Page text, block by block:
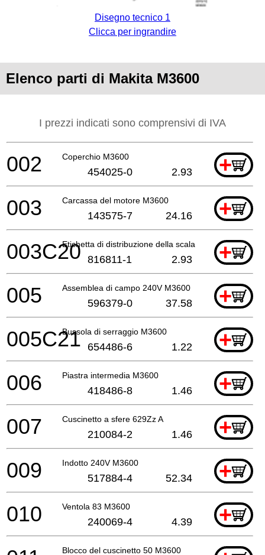
Disegno tecnico 1
Clicca per ingrandire
Elenco parti di Makita M3600
I prezzi indicati sono comprensivi di IVA
Coperchio M3600 +
002 454025-0 2.93
Carcassa del motore M3600 +
003 143575-7 24.16
Etichetta di distribuzione della scala M3600+
003C20 816811-1 2.93
Assemblea di campo 240V M3600 +
005 596379-0 37.58
Bussola di serraggio M3600 +
005C21 654486-6 1.22
Piastra intermedia M3600 +
006 418486-8 1.46
Cuscinetto a sfere 629Zz A +
007 210084-2 1.46
Indotto 240V M3600 +
009 517884-4 52.34
Ventola 83 M3600 +
010 240069-4 4.39
Blocco del cuscinetto 50 M3600